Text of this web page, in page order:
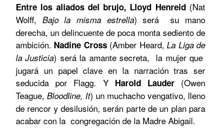
Entre los aliados del brujo, Lloyd Henreid(Nat
Wolff, Bajo la misma estrella) será su mano
derecha, un delincuente de poca monta sediento de
ambición. Nadine Cross(Amber Heard, La Liga de
la Justicia) será la amante secreta, la mujer que
jugará un papel clave en la narración tras ser
seducida por Flagg. Y Harold Lauder(Owen
Teague, Bloodline, It) un muchacho vengativo, lleno
de rencor y desilusión, serán parte de un plan para
acabar con la congregación de la Madre Abigail.